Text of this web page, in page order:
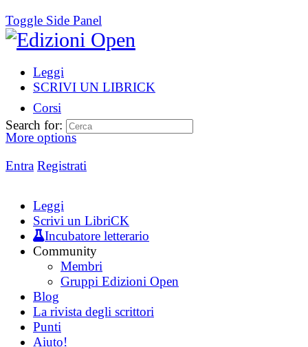
Toggle Side Panel
Leggi
SCRIVI UN LIBRICK
Corsi
More options
Entra Registrati
Search for:
Leggi
Scrivi un LibriCK
Incubatore letterario
Community
Membri
Gruppi Edizioni Open
Blog
La rivista degli scrittori
Punti
Aiuto!